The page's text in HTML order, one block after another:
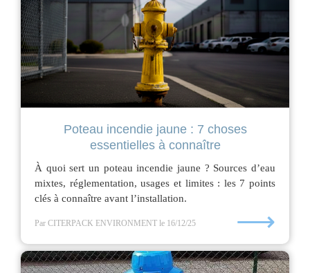
Poteau incendie jaune : 7 choses
essentielles à connaître
À quoi sert un poteau incendie jaune ? Sources d’eau
mixtes, réglementation, usages et limites : les 7 points
clés à connaître avant l’installation.
Par CITERPACK ENVIRONMENT le 16/12/25 ⟶